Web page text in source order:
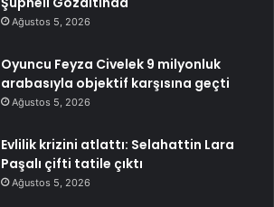
Ağustos 5, 2026
Oyuncu Feyza Civelek 9 milyonluk
arabasıyla objektif karşısına geçti
Ağustos 5, 2026
Evlilik krizini atlattı: Selahattin Lara
Paşalı çifti tatile çıktı
Ağustos 5, 2026